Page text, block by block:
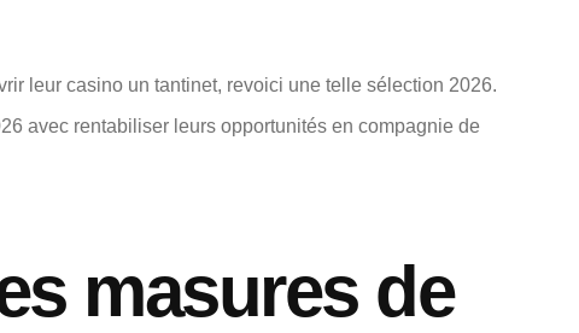
leur casino un tantinet, revoici une telle sélection 2026.
avec rentabiliser leurs opportunités en compagnie de
masures de